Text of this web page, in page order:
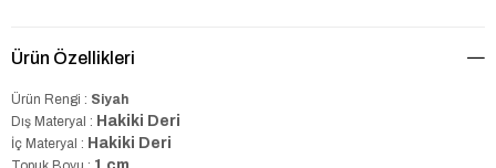
Ürün Özellikleri
Ürün Rengi : Siyah
Dış Materyal : Hakiki Deri
İç Materyal : Hakiki Deri